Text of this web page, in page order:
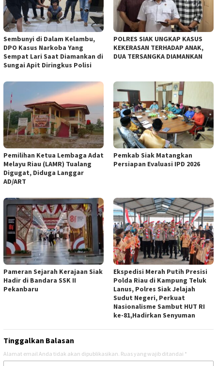
Sembunyi di Dalam Kelambu,
DPO Kasus Narkoba Yang
Sempat Lari Saat Diamankan di
Sungai Apit Diringkus Polisi
POLRES SIAK UNGKAP KASUS
KEKERASAN TERHADAP ANAK,
DUA TERSANGKA DIAMANKAN
Pemilihan Ketua Lembaga Adat
Melayu Riau (LAMR) Tualang
Digugat, Diduga Langgar
AD/ART
Pemkab Siak Matangkan
Persiapan Evaluasi IPD 2026
Pameran Sejarah Kerajaan Siak
Hadir di Bandara SSK II
Pekanbaru
Ekspedisi Merah Putih Presisi
Polda Riau di Kampung Teluk
Lanus, Polres Siak Jelajah
Sudut Negeri, Perkuat
Nasionalisme Sambut HUT RI
ke-81,Hadirkan Senyuman
Tinggalkan Balasan
Alamat email Anda tidak akan dipublikasikan. Ruas yang wajib ditandai *